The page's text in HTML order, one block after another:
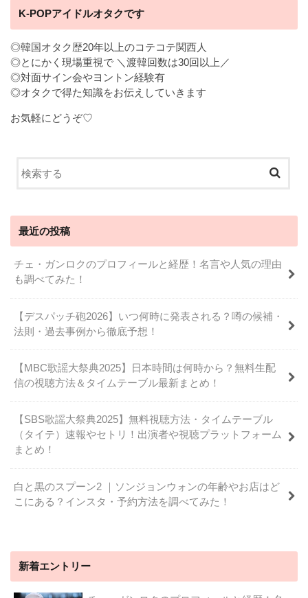
K-POPアイドルオタクです
◎韓国オタク歴20年以上のコテコテ関西人
◎とにかく現場重視で ＼渡韓回数は30回以上／
◎対面サイン会やヨントン経験有
◎オタクで得た知識をお伝えしていきます
お気軽にどうぞ♡
最近の投稿
チェ・ガンロクのプロフィールと経歴！名言や人気の理由
も調べてみた！
【デスパッチ砲2026】いつ何時に発表される？噂の候補・
法則・過去事例から徹底予想！
【MBC歌謡大祭典2025】日本時間は何時から？無料生配
信の視聴方法＆タイムテーブル最新まとめ！
【SBS歌謡大祭典2025】無料視聴方法・タイムテーブル
（タイテ）速報やセトリ！出演者や視聴プラットフォーム
まとめ！
白と黒のスプーン2 ｜ソンジョンウォンの年齢やお店はど
こにある？インスタ・予約方法を調べてみた！
新着エントリー